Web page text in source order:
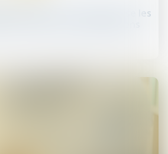
libéral : la CAVP pousse les
l’exercice des pharmaciens